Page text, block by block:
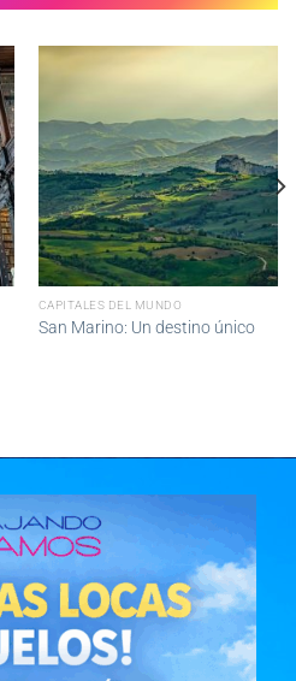
CAPITALES DEL MUNDO
San Marino: Un destino único